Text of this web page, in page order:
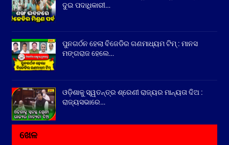
ଦୁଇ ପଦାଧିକାରୀ…
ପୁନଗର୍ଠନ ହେଲା ବିଜେଡିର ଗଣମାଧ୍ୟମ ଟିମ୍ : ମାନସ
ମଙ୍ଗରାଜ ହେଲେ…
ଓଡ଼ିଶାକୁ ସ୍ୱତନ୍ତ୍ର ଶ୍ରେଣୀ ରାଜ୍ୟର ମାନ୍ୟତା ଦିଅ :
ରାଜ୍ୟସଭାରେ…
ଖେଳ